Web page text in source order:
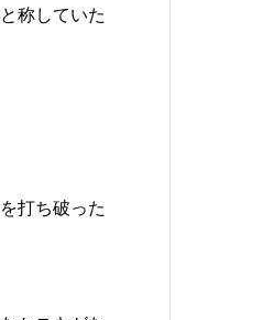
称していた
打ち破った